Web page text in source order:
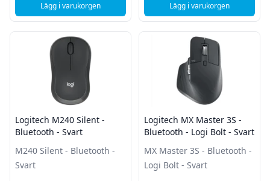
Lägg i varukorgen, Rapoo MT560 Trådlös mus - Bluetooth - Black
Lägg i varukorgen
, Logitech M330
Logitech M240 Silent -
Bluetooth - Svart
M240 Silent - Bluetooth -
Svart
Logitech MX Master 3S -
Bluetooth - Logi Bolt - Svart
MX Master 3S - Bluetooth -
Logi Bolt - Svart